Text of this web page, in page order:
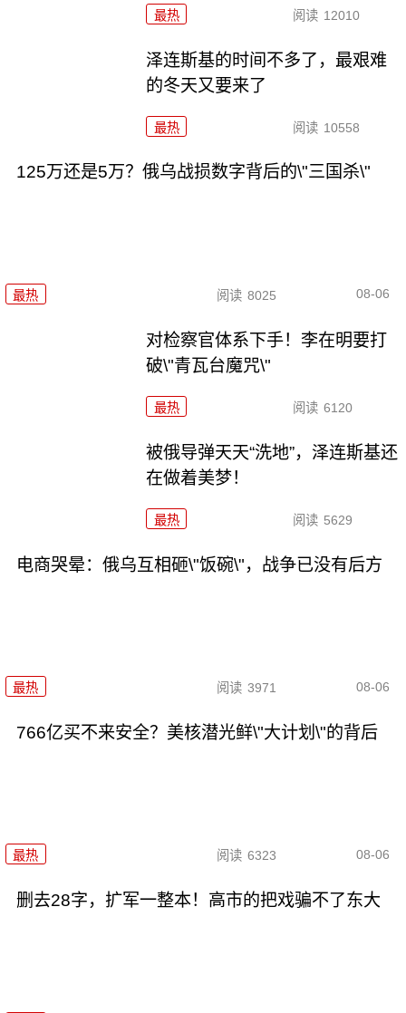
最热 阅读 12010
泽连斯基的时间不多了，最艰难
的冬天又要来了
最热 阅读 10558
125万还是5万？俄乌战损数字背后的\"三国杀\"
最热 阅读 8025 08-06
对检察官体系下手！李在明要打
破\"青瓦台魔咒\"
最热 阅读 6120
被俄导弹天天“洗地”，泽连斯基还
在做着美梦！
最热 阅读 5629
电商哭晕：俄乌互相砸\"饭碗\"，战争已没有后方
最热 阅读 3971 08-06
766亿买不来安全？美核潜光鲜\"大计划\"的背后
最热 阅读 6323 08-06
删去28字，扩军一整本！高市的把戏骗不了东大